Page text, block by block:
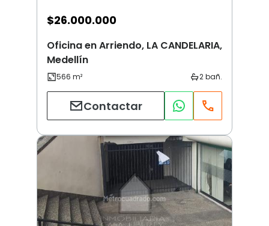
$26.000.000
Oficina en Arriendo, LA CANDELARIA,
Medellín
Contactar